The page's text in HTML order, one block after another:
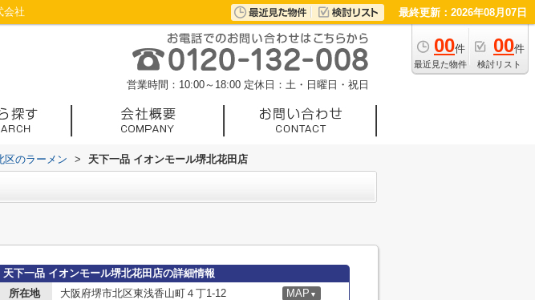
会社 最終更新：2026年08月07日
00件
最近見た物件
00件
検討リスト
営業時間：10:00～18:00 定休日：土・日曜日・祝日
区のラーメン > 天下一品 イオンモール堺北花田店
天下一品 イオンモール堺北花田店の詳細情報
所在地
大阪府堺市北区東浅香山町４丁1-12 MAP ▼